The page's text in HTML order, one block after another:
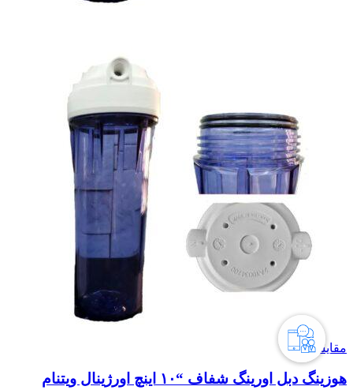
مقایسه
هوزینگ دبل اورینگ شفاف “۱۰ اینچ اورژینال ویتنام